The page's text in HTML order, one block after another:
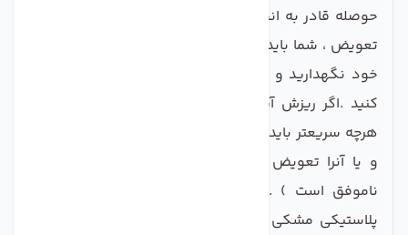
حوصله قادر به انجام آن خواهید بود.دقت کنید که برای
تعویض ، شما باید پیچهای اتصال و اتصالات زانویی را نزد
خود نگهدارید و در نصب کلگی جدید ، از آنها استفاده
کنید .اگر ریزش آب را از کلگی موتور مشاهده کردید ،
هرچه سریعتر باید به آن رسیدگی کنید . یا آنرا تعمیر کنید
و یا آنرا تعویض کنید ( تعمیر کلگی معمولا سخت و
ناموفق است ) . اگر آب ریزش از محل اتصال قطعه
پلاستیکی مشکی و فلزی باشد ، بهتر است کلگی را باز